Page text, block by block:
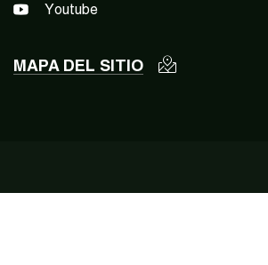
Youtube
MAPA DEL SITIO